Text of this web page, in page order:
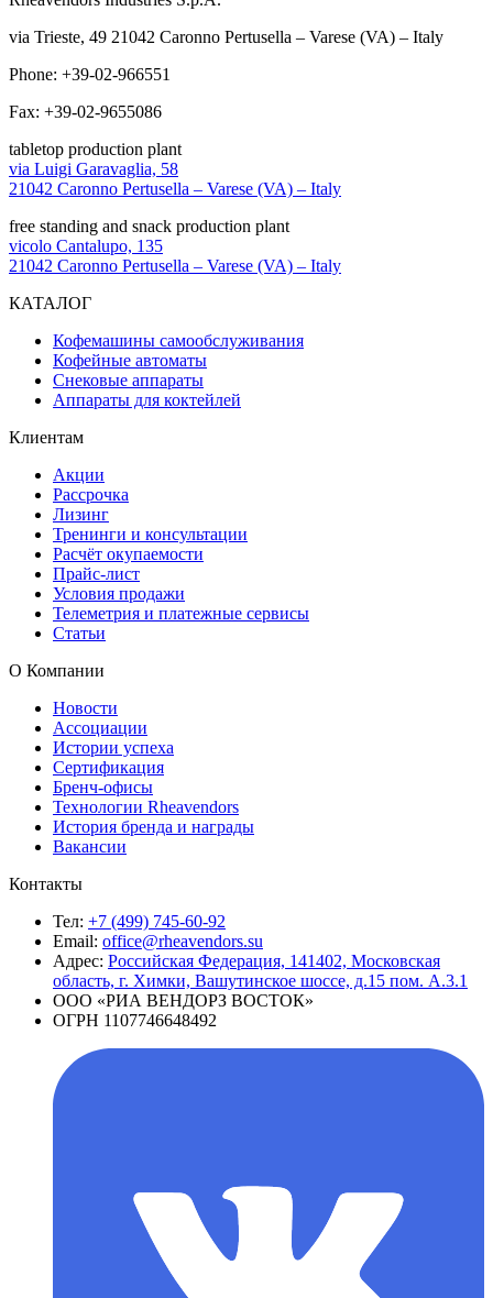
via Trieste, 49 21042 Caronno Pertusella – Varese (VA) – Italy
Phone: +39-02-966551
Fax: +39-02-9655086
tabletop production plant
via Luigi Garavaglia, 58
21042 Caronno Pertusella – Varese (VA) – Italy
free standing and snack production plant
vicolo Cantalupo, 135
21042 Caronno Pertusella – Varese (VA) – Italy
КАТАЛОГ
Кофемашины самообслуживания
Кофейные автоматы
Снековые аппараты
Аппараты для коктейлей
Клиентам
Акции
Рассрочка
Лизинг
Тренинги и консультации
Расчёт окупаемости
Прайс-лист
Условия продажи
Телеметрия и платежные сервисы
Статьи
О Компании
Новости
Ассоциации
Истории успеха
Сертификация
Бренч-офисы
Технологии Rheavendors
История бренда и награды
Вакансии
Контакты
Тел: +7 (499) 745-60-92
Email: office@rheavendors.su
Адрес: Российская Федерация, 141402, Московская
область, г. Химки, Вашутинское шоссе, д.15 пом. А.3.1
ООО «РИА ВЕНДОРЗ ВОСТОК»
ОГРН 1107746648492